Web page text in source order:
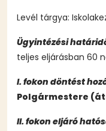
Levél tárgya:
Ügyintézési
teljes eljárásban 60
I. fokon döntést
Polgármestere
II. fokon eljáró